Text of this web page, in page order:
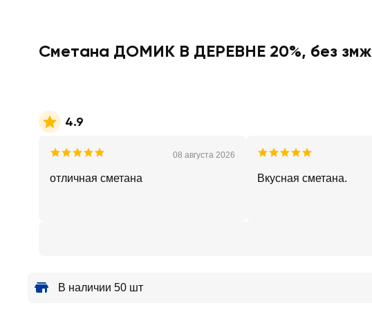
Сметана ДОМИК В ДЕРЕВНЕ 20%, без змж
4.9
08 августа 2026
отличная сметана Вкусная сметана.
В наличии 50 шт